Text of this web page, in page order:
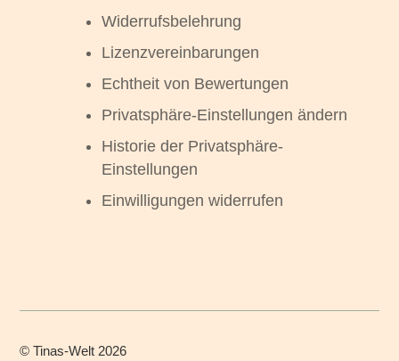
Widerrufsbelehrung
Lizenzvereinbarungen
Echtheit von Bewertungen
Privatsphäre-Einstellungen ändern
Historie der Privatsphäre-
Einstellungen
Einwilligungen widerrufen
©Tinas-Welt 2026